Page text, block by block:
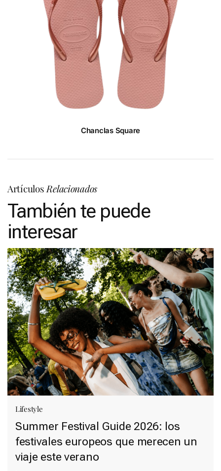
Chanclas Square
Artículos Relacionados
También te puede
interesar
Lifestyle
Summer Festival Guide 2026: los
festivales europeos que merecen un
viaje este verano